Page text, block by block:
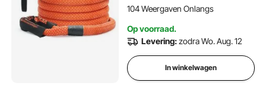
104 Weergaven Onlangs
Op voorraad.
Levering:zodra Wo. Aug. 12
In winkelwagen